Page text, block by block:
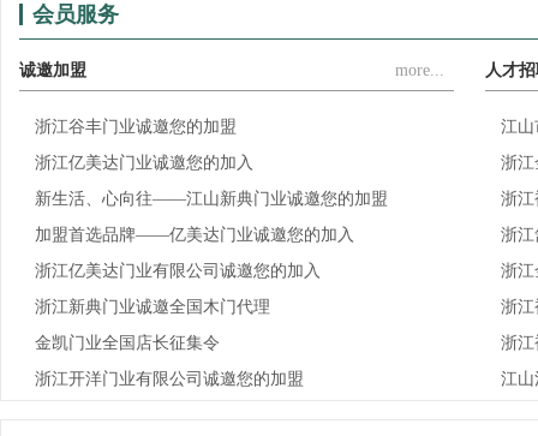
会员服务
诚邀加盟 more...
浙江谷丰门业诚邀您的加盟
浙江亿美达门业诚邀您的加入
新生活、心向往——江山新典门业诚邀您的加盟
加盟首选品牌——亿美达门业诚邀您的加入
浙江亿美达门业有限公司诚邀您的加入
浙江新典门业诚邀全国木门代理
金凯门业全国店长征集令
浙江开洋门业有限公司诚邀您的加盟
人才
江山
浙江
浙江
浙江
浙江
浙江
浙江
江山